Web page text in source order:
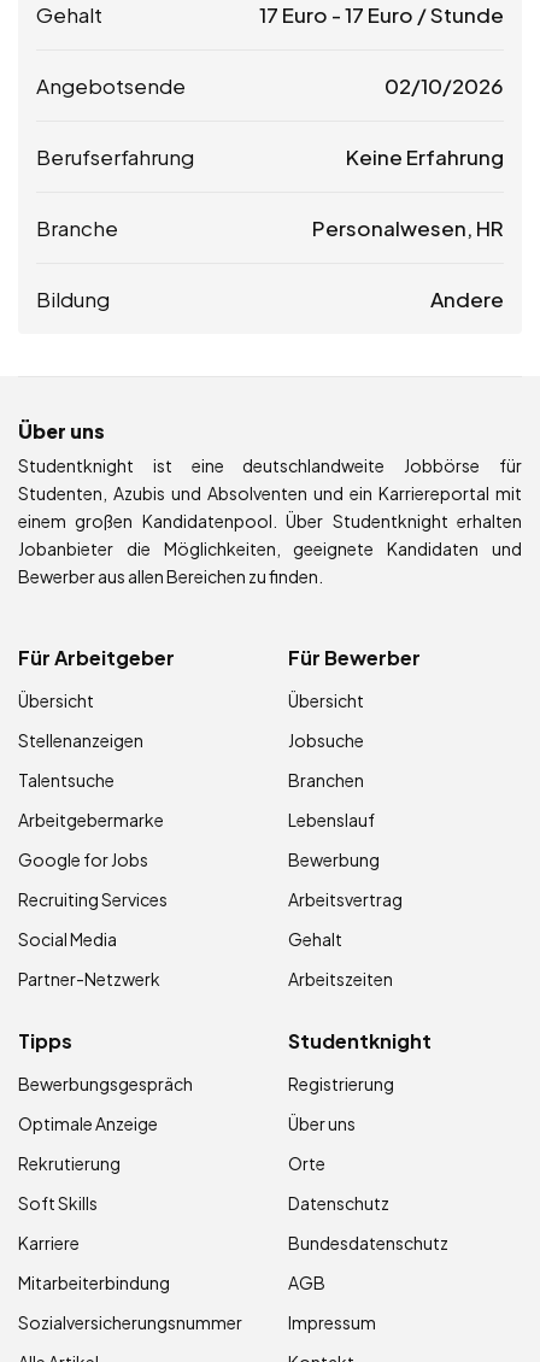
Gehalt 17 Euro -17 Euro / Stunde
Angebotsende 02/10/2026
Berufserfahrung Keine Erfahrung
Branche Personalwesen, HR
Bildung Andere
Über uns
Studentknight ist eine deutschlandweite Jobbörse für
Studenten, Azubis und Absolventen und ein Karriereportal mit
einem großen Kandidatenpool. Über Studentknight erhalten
Jobanbieter die Möglichkeiten, geeignete Kandidaten und
Bewerber aus allen Bereichen zu finden.
Für Arbeitgeber
Übersicht
Stellenanzeigen
Talentsuche
Arbeitgebermarke
Google for Jobs
Recruiting Services
Social Media
Partner-Netzwerk
Für Bewerber
Übersicht
Jobsuche
Branchen
Lebenslauf
Bewerbung
Arbeitsvertrag
Gehalt
Arbeitszeiten
Tipps
Bewerbungsgespräch
Optimale Anzeige
Rekrutierung
Soft Skills
Karriere
Mitarbeiterbindung
Sozialversicherungsnummer
Studentknight
Registrierung
Über uns
Orte
Datenschutz
Bundesdatenschutz
AGB
Impressum